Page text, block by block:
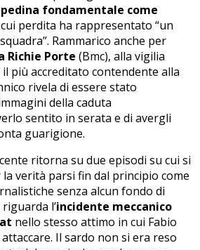
fondamentale come
cui perdita ha rappresentato “un
Rammarico anche per
Richie Porte (Bmc), alla vigilia
più accreditato contendente alla
rivela di essere stato
della caduta
sentito in serata e di avergli
guarigione.
ritorna su due episodi su cui si
verità parsi fin dal principio come
senza alcun fondo di
l’incidente meccanico
nello stesso attimo in cui Fabio
Il sardo non si era reso